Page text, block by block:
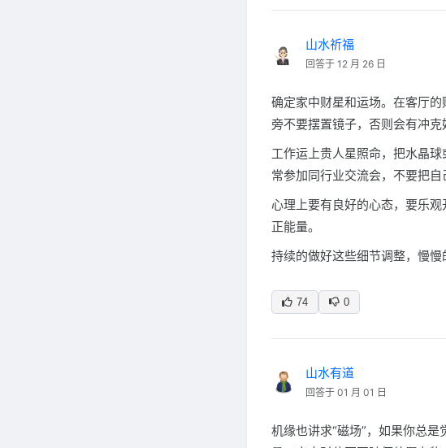
山水祈福
回答于 12 月 26 日
确定家中财星和运场。在客厅
旁不要摆置镜子，否则会有冲克
工作运上贵人星照命，把水晶
常参加同行业交流会，不要把自
心理上要有良好的心态，要乐
正能量。
持续的做好这些细节调整，慢慢
74 0
山水有道
回答于 01 月 01 日
机缘也讲求“磁场”，如果你总